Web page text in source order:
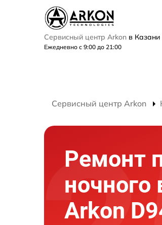
Сервисный центр Arkon в Казани
Ежедневно с 9:00 до 21:00
Сервисный центр Arkon
Ремонт
ночного
Arkon